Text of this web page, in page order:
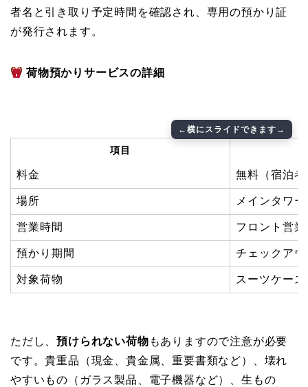
者名と引き取り予定時間を確認され、専用の預かり証
が発行されます。
荷物預かりサービスの詳細
項目
料金 無料（宿泊
場所 メインタワ
営業時間 フロント営
預かり期間 チェックア
対象荷物 スーツケー
ただし、預けられない荷物 もありますので注意が必要
です。貴重品（現金、貴金属、重要書類など）、壊れ
やすいもの（ガラス製品、電子機器など）、生もの